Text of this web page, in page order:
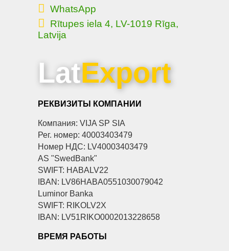
WhatsApp
Rītupes iela 4, LV-1019 Rīga,
Latvija
LatExport
РЕКВИЗИТЫ КОМПАНИИ
Компания: VIJA SP SIA
Рег. номер: 40003403479
Номер НДС: LV40003403479
AS "SwedBank"
SWIFT: HABALV22
IBAN: LV86HABA0551030079042
Luminor Banka
SWIFT: RIKOLV2X
IBAN: LV51RIKO0002013228658
ВРЕМЯ РАБОТЫ